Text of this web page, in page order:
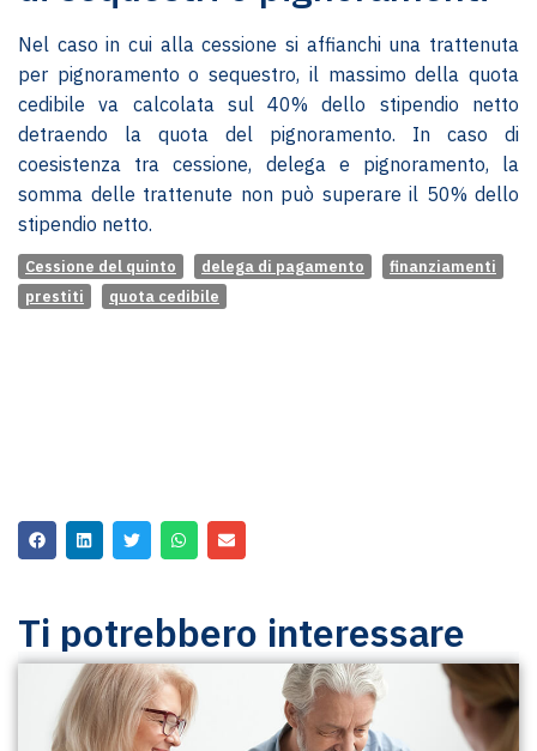
Nel caso in cui alla cessione si affianchi una trattenuta
per pignoramento o sequestro, il massimo della quota
cedibile va calcolata sul 40% dello stipendio netto
detraendo la quota del pignoramento. In caso di
coesistenza tra cessione, delega e pignoramento, la
somma delle trattenute non può superare il 50% dello
stipendio netto.
Cessione del quinto delega di pagamento
finanziamenti
prestiti
quota cedibile
Ti potrebbero interessare